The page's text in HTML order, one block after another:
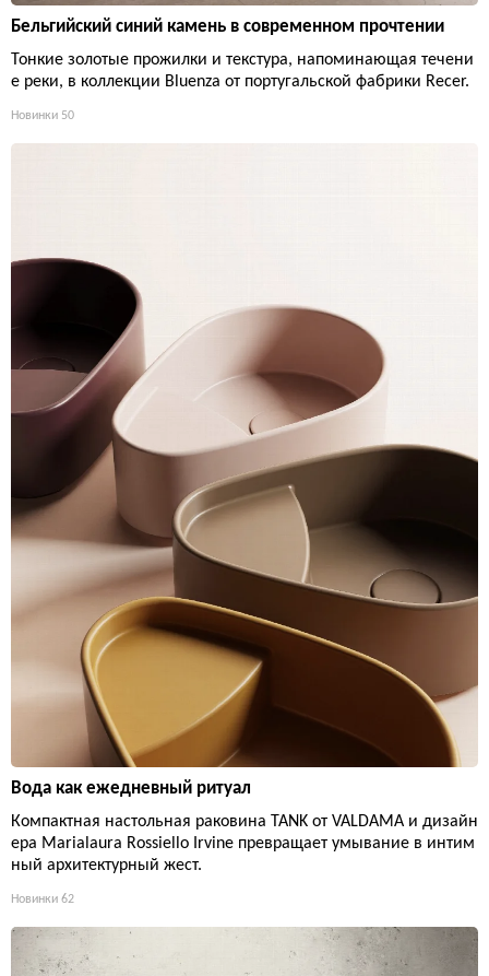
Бельгийский синий камень в современном прочтении
Тонкие золотые прожилки и текстура, напоминающая течени
е реки, в коллекции Bluenza от португальской фабрики Recer.
Новинки 50
Вода как ежедневный ритуал
Компактная настольная раковина TANK от VALDAMA и дизайн
ера Marialaura Rossiello Irvine превращает умывание в интим
ный архитектурный жест.
Новинки 62